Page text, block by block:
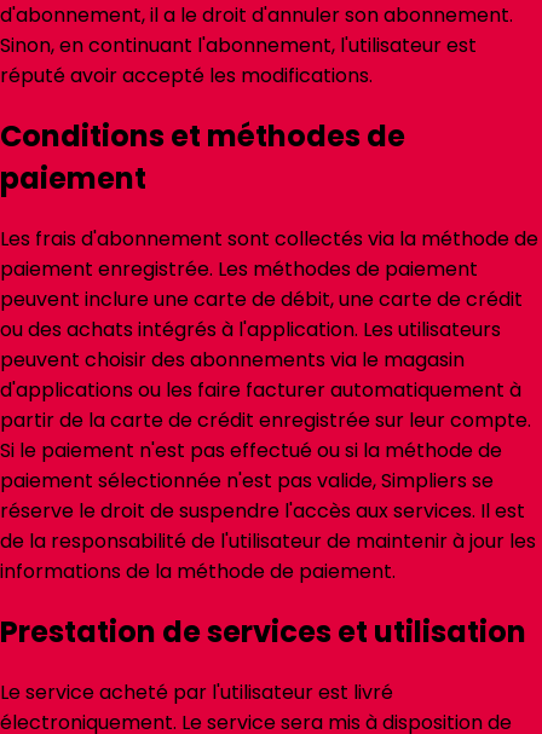
d'abonnement, il a le droit d'annuler son abonnement.
Sinon, en continuant l'abonnement, l'utilisateur est
réputé avoir accepté les modifications.
Conditions et méthodes de
paiement
Les frais d'abonnement sont collectés via la méthode de
paiement enregistrée. Les méthodes de paiement
peuvent inclure une carte de débit, une carte de crédit
ou des achats intégrés à l'application. Les utilisateurs
peuvent choisir des abonnements via le magasin
d'applications ou les faire facturer automatiquement à
partir de la carte de crédit enregistrée sur leur compte.
Si le paiement n'est pas effectué ou si la méthode de
paiement sélectionnée n'est pas valide, Simpliers se
réserve le droit de suspendre l'accès aux services. Il est
de la responsabilité de l'utilisateur de maintenir à jour les
informations de la méthode de paiement.
Prestation de services et utilisation
Le service acheté par l'utilisateur est livré
électroniquement. Le service sera mis à disposition de